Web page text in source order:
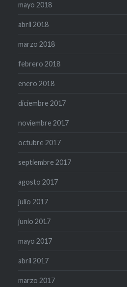
mayo 2018
abril 2018
marzo 2018
febrero 2018
enero 2018
diciembre 2017
noviembre 2017
octubre 2017
septiembre 2017
agosto 2017
julio 2017
junio 2017
mayo 2017
abril 2017
marzo 2017